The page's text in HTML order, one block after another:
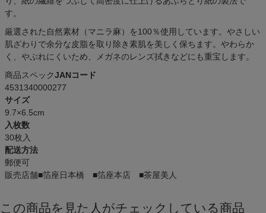
す。
厳選された自然素材（マニラ麻）を100％使用しています。やさしい
肌ざわりで余分な皮脂を取り除き素肌を美しく保ちます。やわらか
く、やぶれにくいため、メガネのレンズ拭きなどにも重宝します。
商品スペックJANコード
4531340000277
サイズ
9.7×6.5cm
入枚数
30枚入
配送方法
郵便可
販売店舗■箔座日本橋 ■箔座本店 ■茶屋美人
この商品を見た人がチェックしている商品